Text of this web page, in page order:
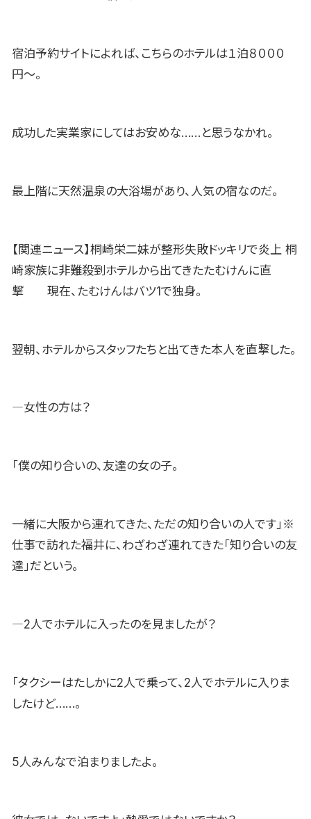
宿泊予約サイトによれば、こちらのホテルは１泊８０００
円〜。
成功した実業家にしてはお安めな……と思うなかれ。
最上階に天然温泉の大浴場があり、人気の宿なのだ。
【関連ニュース】桐崎栄二妹が整形失敗ドッキリで炎上 桐
崎家族に非難殺到ホテルから出てきたたむけんに直
撃 現在、たむけんはバツ1で独身。
翌朝、ホテルからスタッフたちと出てきた本人を直撃した。
―女性の方は？
「僕の知り合いの、友達の女の子。
一緒に大阪から連れてきた、ただの知り合いの人です」※
仕事で訪れた福井に、わざわざ連れてきた「知り合いの友
達」だという。
―2人でホテルに入ったのを見ましたが？
「タクシーはたしかに2人で乗って、2人でホテルに入りま
したけど……。
5人みんなで泊まりましたよ。